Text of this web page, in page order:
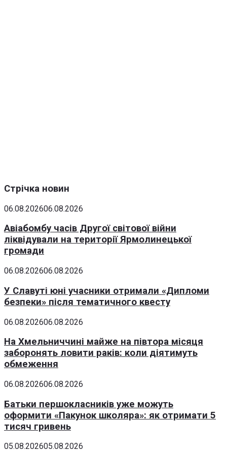
Стрічка новин
06.08.202606.08.2026
Авіабомбу часів Другої світової війни
ліквідували на території Ярмолинецької
громади
06.08.202606.08.2026
У Славуті юні учасники отримали «Дипломи
безпеки» після тематичного квесту
06.08.202606.08.2026
На Хмельниччині майже на півтора місяця
заборонять ловити раків: коли діятимуть
обмеження
06.08.202606.08.2026
Батьки першокласників уже можуть
оформити «Пакунок школяра»: як отримати 5
тисяч гривень
05.08.202605.08.2026